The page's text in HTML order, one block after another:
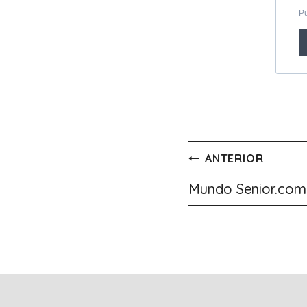
Navegación
de
ANTERIOR
Mundo Senior.com